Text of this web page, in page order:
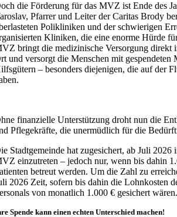
die Förderung für das MVZ ist Ende des
Pfarrer und Leiter der Caritas Brody
Polikliniken und der schwierigen
Kliniken, die eine enorme Hürde
bringt die medizinische Versorgung direkt
und versorgt die Menschen mit gespendeten
– besonders diejenigen, die auf der
finanzielle Unterstützung droht nun die
Pflegekräfte, die unermüdlich für die
Stadtgemeinde hat zugesichert, ab Juli 2026
einzutreten – jedoch nur, wenn bis dahin
betreut werden. Um die Zahl zu
2026 Zeit, sofern bis dahin die Lohnkosten
von monatlich 1.000 € gesichert wären.
Spende kann einen echten Unterschied machen!